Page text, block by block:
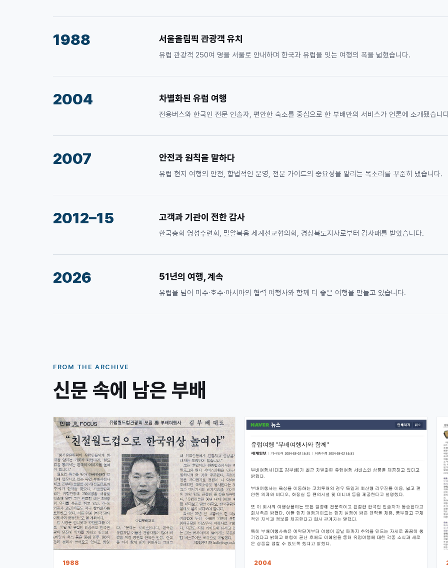
1988 서울올림픽 관광객 유치
유럽 관광객 250여 명을 서울로 안내하며 한국과 유럽을 잇는 여행의 폭을 넓혔습니다.
2004 차별화된 유럽 여행
전용버스와 한국인 전문 인솔자, 편안한 숙소를 중심으로 한 부배만의 서비스가 언론에 소개됐습니
2007 안전과 원칙을 말하다
유럽 현지 여행의 안전, 합법적인 운영, 전문 가이드의 중요성을 알리는 목소리를 꾸준히 냈습니다.
2012–15 고객과 기관이 전한 감사
한국총회 영성수련회, 밀알복음 세계선교협의회, 경상북도지사로부터 감사패를 받았습니다.
2026 51년의 여행, 계속
유럽을 넘어 미주·호주·아시아의 협력 여행사와 함께 더 좋은 여행을 만들고 있습니다.
FROM THE ARCHIVE
신문 속에 남은 부배
1988 2004